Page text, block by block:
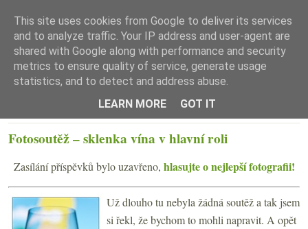
☰ Menu
Fotosoutěž – sklenka vína v hlavní roli
Zasílání příspěvků bylo uzavřeno, hlasujte o nejlepší fotografii!
Už dlouho tu nebyla žádná soutěž a tak jsem
si řekl, že bychom to mohli napravit. A opět
This site uses cookies from Google to deliver its services
and to analyze traffic. Your IP address and user-agent are
shared with Google along with performance and security
metrics to ensure quality of service, generate usage
statistics, and to detect and address abuse.
LEARN MORE
GOT IT